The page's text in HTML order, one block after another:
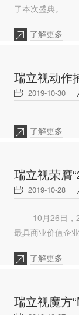
了本次盛典。
了解更多
瑞立视动作
2019-10-30
了解更多
瑞立视荣膺
2019-10-28
10月26日，
最具商业价值企业
了解更多
瑞立视魔方